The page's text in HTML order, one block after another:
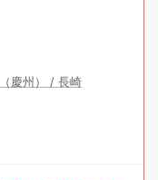
慶州） / 長崎